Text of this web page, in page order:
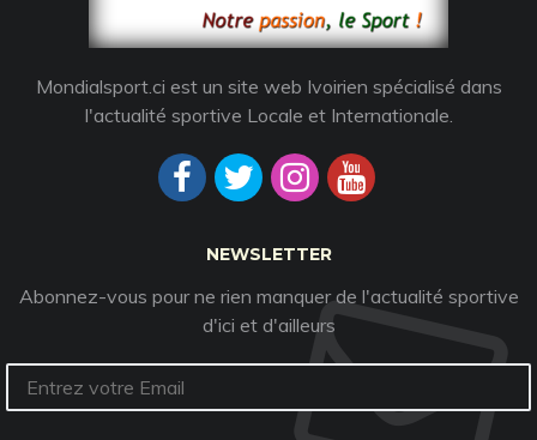
Mondialsport.ci est un site web Ivoirien spécialisé dans
l'actualité sportive Locale et Internationale.
NEWSLETTER
Abonnez-vous pour ne rien manquer de l'actualité sportive
d'ici et d'ailleurs